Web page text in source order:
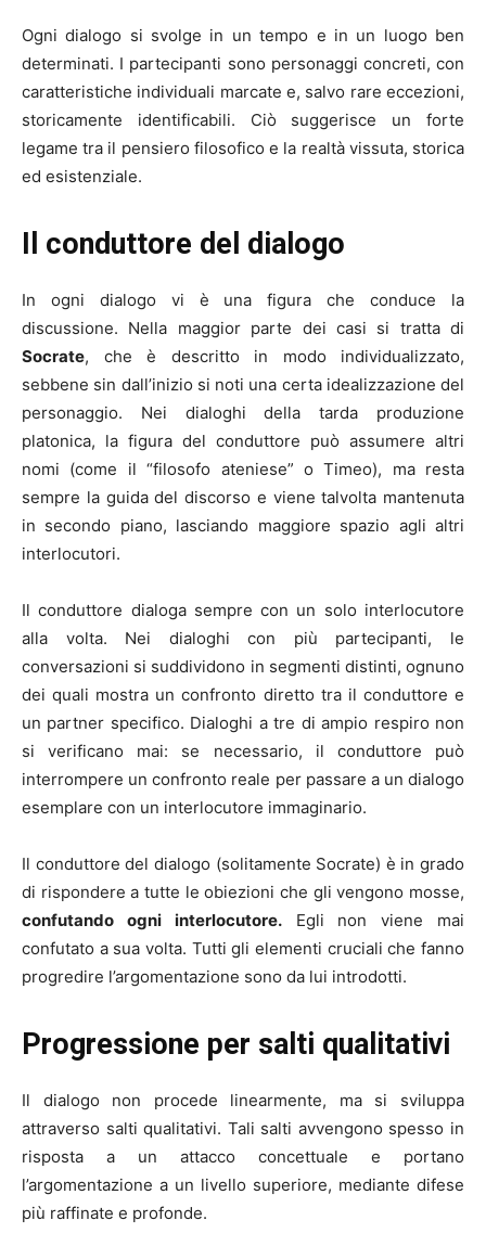
Ogni dialogo si svolge in un tempo e in un luogo ben
determinati. I partecipanti sono personaggi concreti, con
caratteristiche individuali marcate e, salvo rare eccezioni,
storicamente identificabili. Ciò suggerisce un forte
legame tra il pensiero filosofico e la realtà vissuta, storica
ed esistenziale.
Il conduttore del dialogo
In ogni dialogo vi è una figura che conduce la
discussione. Nella maggior parte dei casi si tratta di
Socrate, che è descritto in modo individualizzato,
sebbene sin dall’inizio si noti una certa idealizzazione del
personaggio. Nei dialoghi della tarda produzione
platonica, la figura del conduttore può assumere altri
nomi (come il “filosofo ateniese” o Timeo), ma resta
sempre la guida del discorso e viene talvolta mantenuta
in secondo piano, lasciando maggiore spazio agli altri
interlocutori.
Il conduttore dialoga sempre con un solo interlocutore
alla volta. Nei dialoghi con più partecipanti, le
conversazioni si suddividono in segmenti distinti, ognuno
dei quali mostra un confronto diretto tra il conduttore e
un partner specifico. Dialoghi a tre di ampio respiro non
si verificano mai: se necessario, il conduttore può
interrompere un confronto reale per passare a un dialogo
esemplare con un interlocutore immaginario.
Il conduttore del dialogo (solitamente Socrate) è in grado
di rispondere a tutte le obiezioni che gli vengono mosse,
confutando ogni interlocutore.Egli non viene mai
confutato a sua volta. Tutti gli elementi cruciali che fanno
progredire l’argomentazione sono da lui introdotti.
Progressione per salti qualitativi
Il dialogo non procede linearmente, ma si sviluppa
attraverso salti qualitativi. Tali salti avvengono spesso in
risposta a un attacco concettuale e portano
l’argomentazione a un livello superiore, mediante difese
più raffinate e profonde.